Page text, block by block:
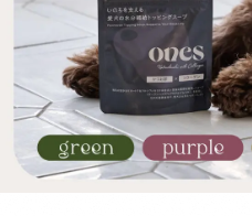
2.5% 粗繊維 1.9% 2.4% 3.8%
ン 600mg/40g 352mg/40g
158kcal/40g 148kcal/40g
パック 賞味期限 / 保存方法 未開封
をしっかりと決めて、日光・高温
賞味期限にしっかりと早めにお使
せた必要な水分量や、普段飲んで
る量は違います。 愛犬の身体の状